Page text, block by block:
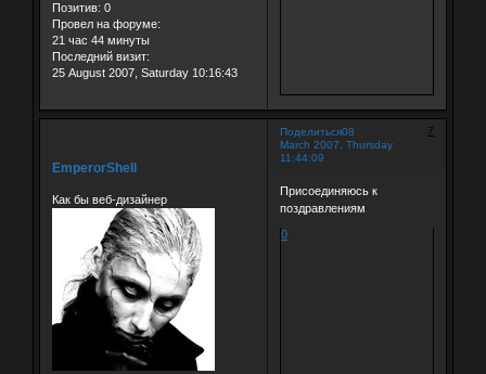
Позитив: 0
Провел на форуме:
21 час 44 минуты
Последний визит:
25 August 2007, Saturday 10:16:43
Поделиться 7
08
March 2007, Thursday
11:44:09
EmperorShell
Как бы веб-дизайнер
Присоединяюсь к
поздравлениям
0